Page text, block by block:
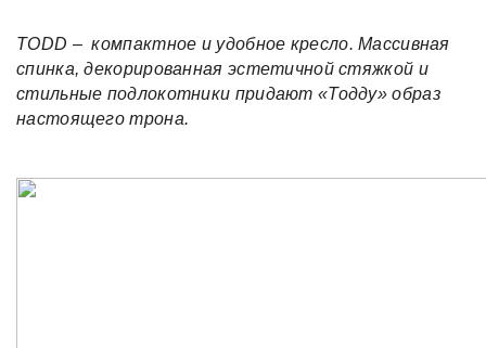
TODD – компактное и удобное кресло. Массивная
спинка, декорированная эстетичной стяжкой и
стильные подлокотники придают «Тодду» образ
настоящего трона.